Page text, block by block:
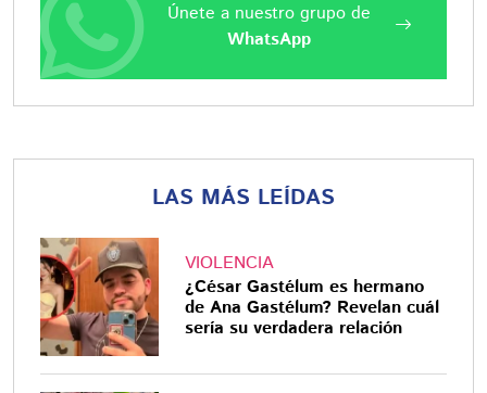
Únete a nuestro grupo de
WhatsApp
LAS MÁS LEÍDAS
VIOLENCIA
¿César Gastélum es hermano
de Ana Gastélum? Revelan cuál
sería su verdadera relación